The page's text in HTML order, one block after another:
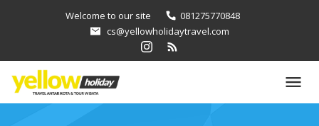
Welcome to our site
081275770848
cs@yellowholidaytravel.com